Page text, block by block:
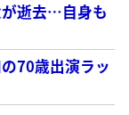
逝去…自身も
70歳出演ラッ